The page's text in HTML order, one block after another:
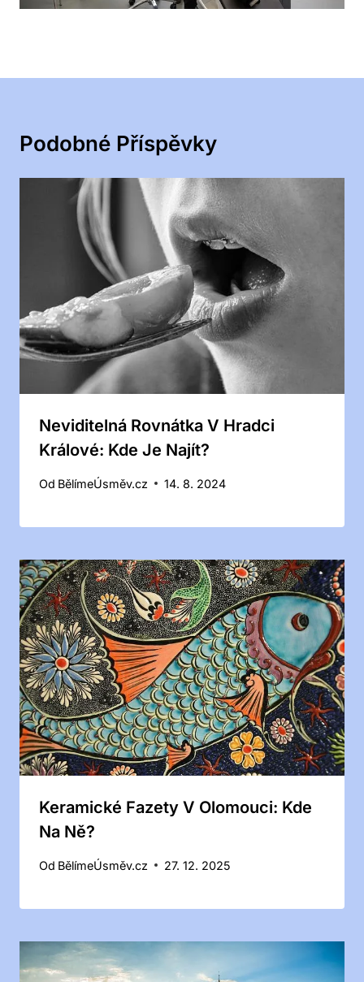
Podobné Příspěvky
Neviditelná Rovnátka V Hradci
Králové: Kde Je Najít?
Od BělímeÚsměv.cz 14. 8. 2024
Keramické Fazety V Olomouci: Kde
Na Ně?
Od BělímeÚsměv.cz 27. 12. 2025